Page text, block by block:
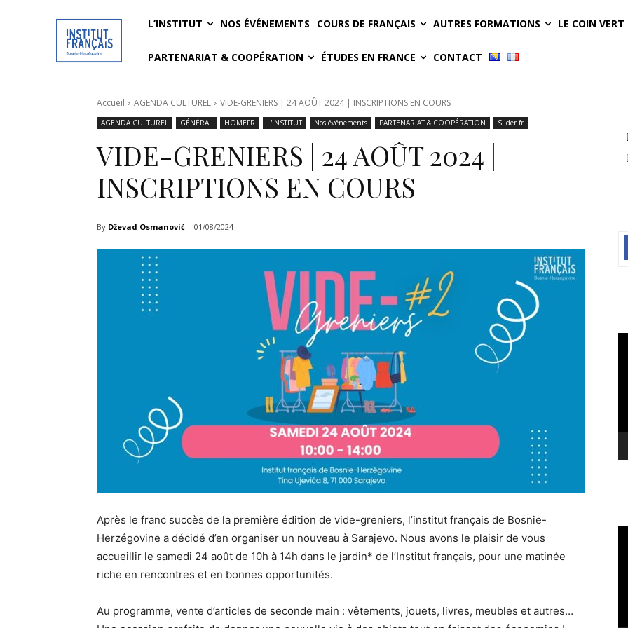
L’INSTITUT NOS ÉVÉNEMENTS COURS DE FRANÇAIS AUTRES FORMATIONS LE COIN VERT
PARTENARIAT & COOPÉRATION ÉTUDES EN FRANCE CONTACT
Accueil AGENDA CULTUREL VIDE-GRENIERS | 24 AOÛT 2024 | INSCRIPTIONS EN COURS
AGENDA CULTUREL GÉNÉRAL HOMEFR L'INSTITUT Nos événements PARTENARIAT & COOPÉRATION Slider fr
VIDE-GRENIERS | 24 AOÛT 2024 |
INSCRIPTIONS EN COURS
By Dževad Osmanović 01/08/2024
Après le franc succès de la première édition de vide-greniers, l’institut français de Bosnie-
Herzégovine a décidé d’en organiser un nouveau à Sarajevo. Nous avons le plaisir de vous
accueillir le samedi 24 août de 10h à 14h dans le jardin* de l’Institut français, pour une matinée
riche en rencontres et en bonnes opportunités.
Au programme, vente d’articles de seconde main : vêtements, jouets, livres, meubles et autres…